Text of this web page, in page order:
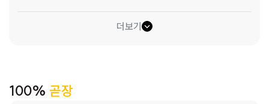
잠시 외출하실 때도 쉽게 지치실 수 있어 간편하게 사용할
선크림 - 병원에 가시거나 산책하실 때 햇볕이 부담되지 않
도록 준비했습니다. 여름철 외출이 조금 더 편안하시기를 바
더보기
100% 곧장